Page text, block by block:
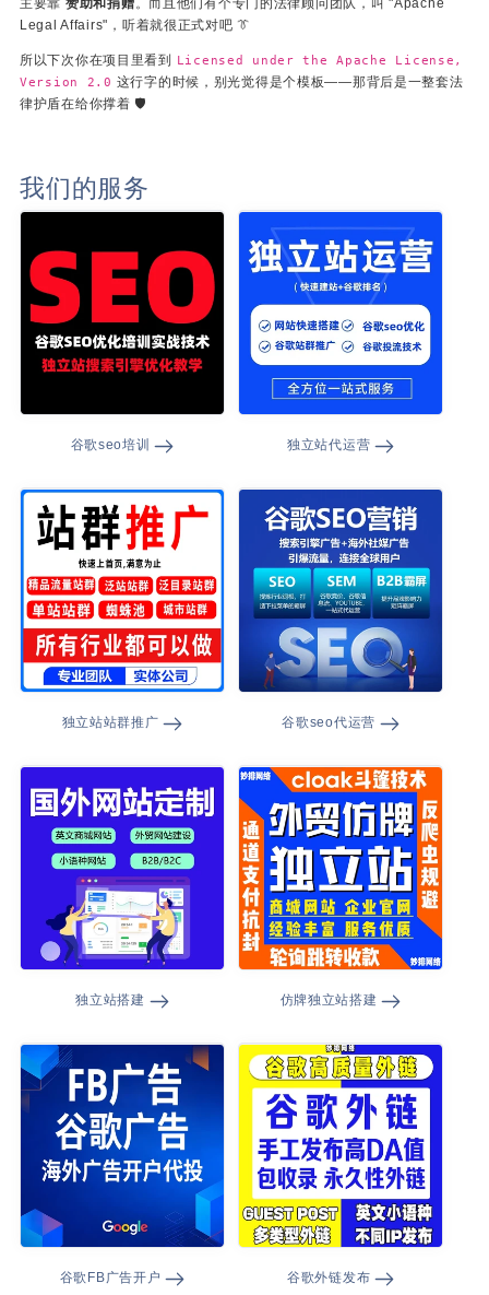
主要靠 赞助和捐赠。而且他们有个专门的法律顾问团队，叫 "Apache
Legal Affairs"，听着就很正式对吧 👔
所以下次你在项目里看到
Licensed under the Apache License,
Version 2.0 这行字的时候，别光觉得是个模板——那背后是一整套法
律护盾在给你撑着 🛡️
我们的服务
谷歌seo培训 独立站代运营
独立站站群推广 谷歌seo代运营
独立站搭建 仿牌独立站搭建
谷歌FB广告开户 谷歌外链发布